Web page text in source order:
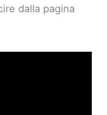
dalla pagina